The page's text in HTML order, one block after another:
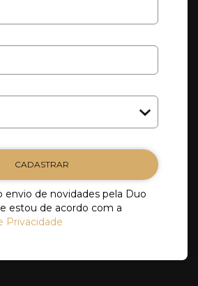
CADASTRAR
envio de novidades pela Duo
estou de acordo com a
Privacidade